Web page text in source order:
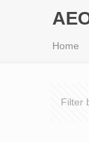
Home
Filter